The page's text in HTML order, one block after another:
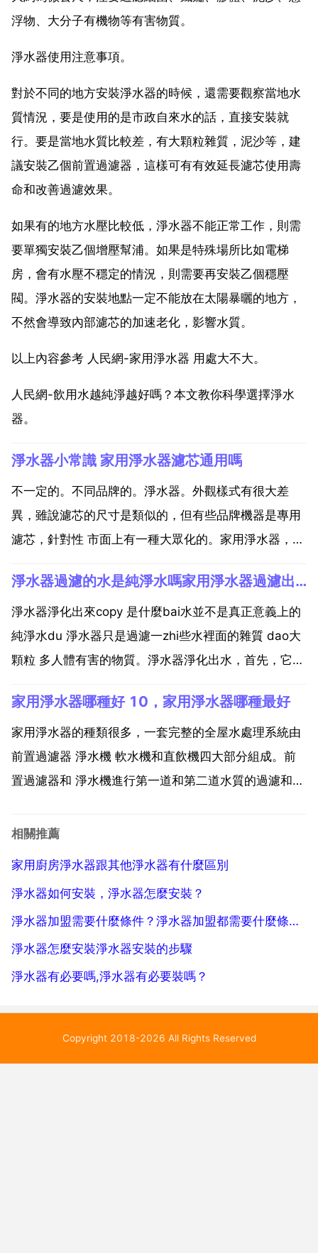
浮物、大分子有機物等有害物質。
淨水器使用注意事項。
對於不同的地方安裝淨水器的時候，還需要觀察當地水
質情況，要是使用的是市政自來水的話，直接安裝就
行。要是當地水質比較差，有大顆粒雜質，泥沙等，建
議安裝乙個前置過濾器，這樣可有有效延長濾芯使用壽
命和改善過濾效果。
如果有的地方水壓比較低，淨水器不能正常工作，則需
要單獨安裝乙個增壓幫浦。如果是特殊場所比如電梯
房，會有水壓不穩定的情況，則需要再安裝乙個穩壓
閥。淨水器的安裝地點一定不能放在太陽暴曬的地方，
不然會導致內部濾芯的加速老化，影響水質。
以上內容參考 人民網-家用淨水器 用處大不大。
人民網-飲用水越純淨越好嗎？本文教你科學選擇淨水
器。
淨水器小常識 家用淨水器濾芯通用嗎
不一定的。不同品牌的。淨水器。外觀樣式有很大差
異，雖說濾芯的尺寸是類似的，但有些品牌機器是專用
濾芯，針對性 市面上有一種大眾化的。家用淨水器，這
不同，不同牌子的濾芯不通用。建議你，什麼牌子的淨
水器買什麼牌子的原裝濾芯。要是通用的話，廠家拿什
麼掙錢？明...
淨水器過濾的水是純淨水嗎家用淨水器過濾出來的水與純淨水有什麼區別
淨水器淨化出來copy 是什麼bai水並不是真正意義上的
純淨水du 淨水器只是過濾一zhi些水裡面的雜質 dao大
顆粒 多人體有害的物質。淨水器淨化出水，首先，它是
的礦物質及微量元素，並且以離子狀態存在，易人體的
吸收 第三，水的ph值呈弱鹼性，...
家用淨水器哪種好 10，家用淨水器哪種最好
家用淨水器的種類很多，一套完整的全屋水處理系統由
前置過濾器 淨水機 軟水機和直飲機四大部分組成。前
置過濾器和 淨水機進行第一道和第二道水質的過濾和淨
了用水的標準健康水質。軟水機和終端直飲機分別對水
相關推薦
家用廚房淨水器跟其他淨水器有什麼區別
淨水器如何安裝，淨水器怎麼安裝？
淨水器加盟需要什麼條件？淨水器加盟都需要什麼條件？需要投入多少資金？
淨水器怎麼安裝淨水器安裝的步驟
淨水器有必要嗎,淨水器有必要裝嗎？
Copyright 2018-2026 All Rights Reserved